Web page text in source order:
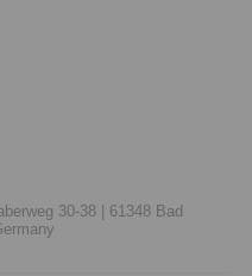
30-38 |
61348 Bad